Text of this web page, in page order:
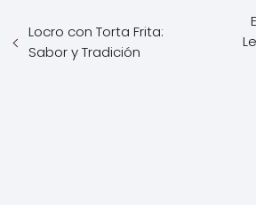
Locro con Torta Frita:
Sabor y Tradición